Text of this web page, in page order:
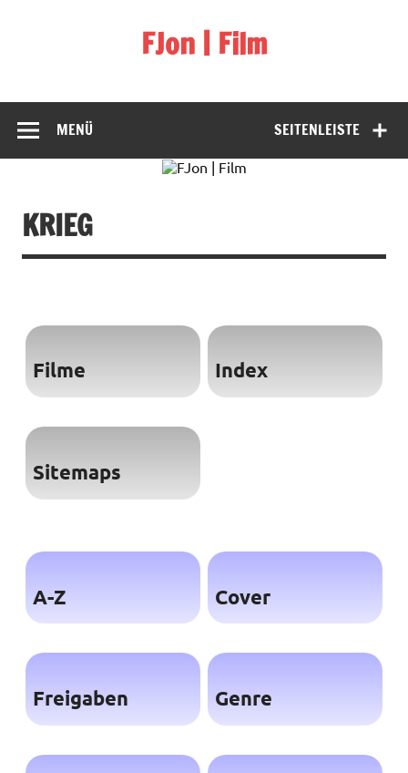
FJon | Film
SEITENLEISTE
MENÜ
KRIEG
Filme Index
Sitemaps
A-Z Cover
Freigaben Genre